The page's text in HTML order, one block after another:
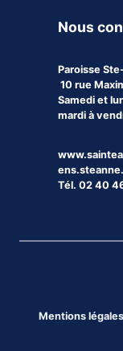
Nous
Paroisse
10 rue
Samedi et
mardi à
Tél. 02 40
Mentions légales